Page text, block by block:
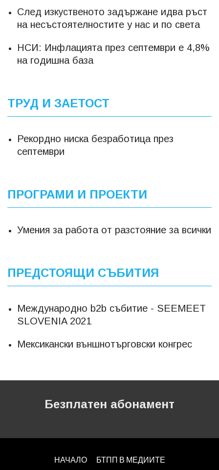
След изкуственото задържане идва ръст
на несъстоятелностите у нас и по света
НСИ: Инфлацията през септември е 4,8%
на годишна база
ТРУД И ЗАЕТОСТ
Рекордно ниска безработица през
септември
ПРОГРАМИ И ПРОЕКТИ
Умения за работа от разстояние за всички
ПРЕДСТОЯЩИ СЪБИТИЯ
Международно b2b събитие - SEEMEET
SLOVENIA 2021
Мексикански външнотърговски конгрес
Безплатен абонамент
НАЧАЛО БТПП В МЕДИИТЕ